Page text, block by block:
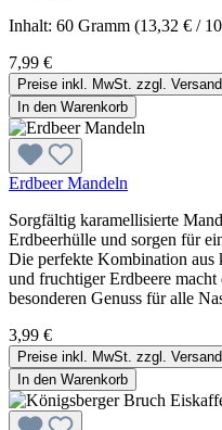
Inhalt: 60 Gramm (13,32 € /
7,99 €
Preise inkl. MwSt. zzgl.
In den Warenkorb
Erdbeer Mandeln
Sorgfältig karamellisierte
Erdbeerhülle und sorgen für
Die perfekte Kombination
und fruchtiger Erdbeere macht
besonderen Genuss für alle
3,99 €
Preise inkl. MwSt. zzgl.
In den Warenkorb